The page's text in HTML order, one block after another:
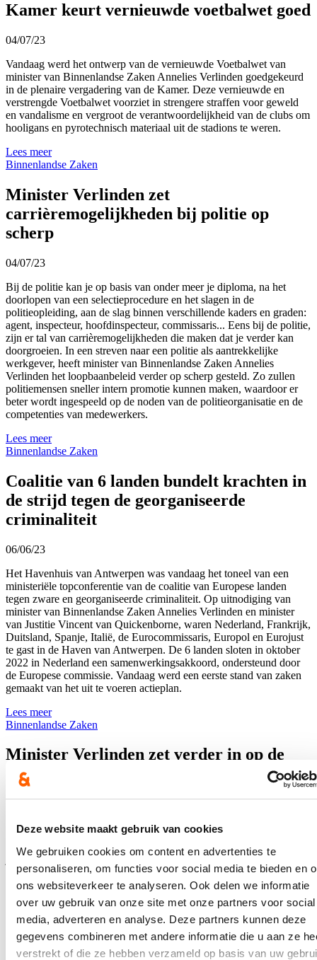
Deze website maakt gebruik van cookies
We gebruiken cookies om content en advertenties te
personaliseren, om functies voor social media te bieden en
ons websiteverkeer te analyseren. Ook delen we informatie
over uw gebruik van onze site met onze partners voor social
media, adverteren en analyse. Deze partners kunnen deze
gegevens combineren met andere informatie die u aan ze
verstrekt of die ze hebben verzameld op basis van uw
Kamer keurt vernieuwde voetbalwet goed
04/07/23
Vandaag werd het ontwerp van de vernieuwde Voetbalwet van
minister van Binnenlandse Zaken Annelies Verlinden goedgekeurd
in de plenaire vergadering van de Kamer. Deze vernieuwde en
verstrengde Voetbalwet voorziet in strengere straffen voor geweld
en vandalisme en vergroot de verantwoordelijkheid van de clubs om
hooligans en pyrotechnisch materiaal uit de stadions te weren.
Lees meer
Binnenlandse Zaken
Minister Verlinden zet
carrièremogelijkheden bij politie op
scherp
04/07/23
Bij de politie kan je op basis van onder meer je diploma, na het
doorlopen van een selectieprocedure en het slagen in de
politieopleiding, aan de slag binnen verschillende kaders en graden:
agent, inspecteur, hoofdinspecteur, commissaris... Eens bij de politie,
zijn er tal van carrièremogelijkheden die maken dat je verder kan
doorgroeien. In een streven naar een politie als aantrekkelijke
werkgever, heeft minister van Binnenlandse Zaken Annelies
Verlinden het loopbaanbeleid verder op scherp gesteld. Zo zullen
politiemensen sneller intern promotie kunnen maken, waardoor er
beter wordt ingespeeld op de noden van de politieorganisatie en de
competenties van medewerkers.
Lees meer
Binnenlandse Zaken
Coalitie van 6 landen bundelt krachten in
de strijd tegen de georganiseerde
criminaliteit
06/06/23
Het Havenhuis van Antwerpen was vandaag het toneel van een
ministeriële topconferentie van de coalitie van Europese landen
tegen zware en georganiseerde criminaliteit. Op uitnodiging van
minister van Binnenlandse Zaken Annelies Verlinden en minister
van Justitie Vincent van Quickenborne, waren Nederland, Frankrijk,
Duitsland, Spanje, Italië, de Eurocommissaris, Europol en Eurojust
te gast in de Haven van Antwerpen. De 6 landen sloten in oktober
2022 in Nederland een samenwerkingsakkoord, ondersteund door
de Europese commissie. Vandaag werd een eerste stand van zaken
gemaakt van het uit te voeren actieplan.
Lees meer
Binnenlandse Zaken
Minister Verlinden zet verder in op de
aanpak van overlast in recreatiegebieden
en recreatiezones
17/05/23
De aanpak van overlast in recreatiegebieden en -zones is al enkele
jaren een topprioriteit voor minister van Binnenlandse Zaken
Annelies Verlinden. In 2021 gaf ze met eenomzendbrief lokale en
provinciale besturen en uitbaters van recreatiegebieden en -zones
meer slagkracht om overlast en amokmakers aan te pakken. Een
evaluatie van de omzendbrief resulteerde in een actualisatie ervan,
die vandaag werd uitgestuurd.“De omzendbrief werd positief
onthaald door de sector en onze partners op lokaal en provinciaal
niveau. Met deze vernieuwde versie komen we tegemoet aan een